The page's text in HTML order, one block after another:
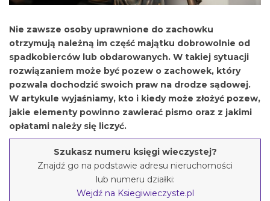
Nie zawsze osoby uprawnione do zachowku
otrzymują należną im część majątku dobrowolnie od
spadkobierców lub obdarowanych. W takiej sytuacji
rozwiązaniem może być pozew o zachowek, który
pozwala dochodzić swoich praw na drodze sądowej.
W artykule wyjaśniamy, kto i kiedy może złożyć pozew,
jakie elementy powinno zawierać pismo oraz z jakimi
opłatami należy się liczyć.
Szukasz numeru księgi wieczystej?
Znajdź go na podstawie adresu nieruchomości
lub numeru działki:
Wejdź na Ksiegiwieczyste.pl